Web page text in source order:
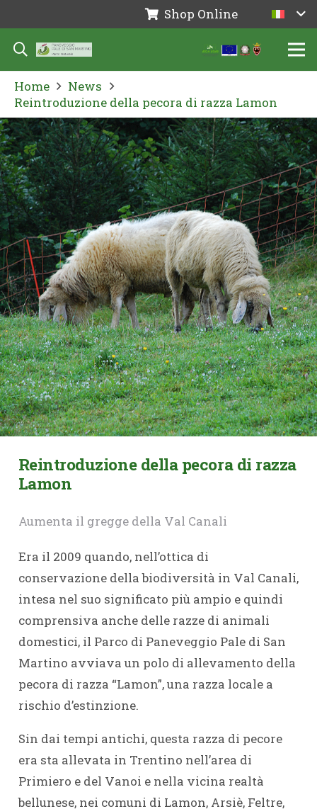
Shop Online
Home
News
Reintroduzione della pecora di razza Lamon
Reintroduzione della pecora di razza
Lamon
Aumenta il gregge della Val Canali
Era il 2009 quando, nell’ottica di
conservazione della biodiversità in Val Canali,
intesa nel suo significato più ampio e quindi
comprensiva anche delle razze di animali
domestici, il Parco di Paneveggio Pale di San
Martino avviava un polo di allevamento della
pecora di razza “Lamon”, una razza locale a
rischio d’estinzione.
Sin dai tempi antichi, questa razza di pecore
era sta allevata in Trentino nell’area di
Primiero e del Vanoi e nella vicina realtà
bellunese, nei comuni di Lamon, Arsiè, Feltre,